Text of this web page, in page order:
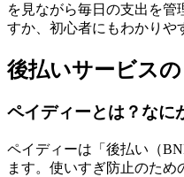
を見ながら毎日の支出を
すか、初心者にもわかりや
後払いサービス
ペイディーとは？なに
ペイディーは「後払い（
ます。使いすぎ防止のた